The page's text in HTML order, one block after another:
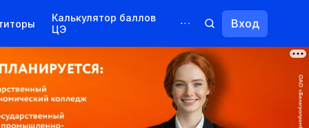
Калькулятор баллов
ЦЭ
Курсы
Переподготовка
Вход